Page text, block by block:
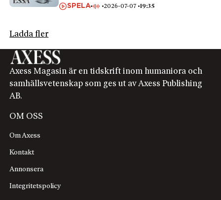
SPELA 2026-07-07 19:35
Ladda fler
Axess Magasin är en tidskrift inom humaniora och
samhällsvetenskap som ges ut av Axess Publishing
AB.
OM OSS
Om Axess
Kontakt
Annonsera
Integritetspolicy